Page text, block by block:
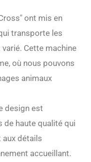
ont mis en
transporte les
Cette machine
où nous pouvons
animaux
design est
de haute qualité qui
aux détails
accueillant.